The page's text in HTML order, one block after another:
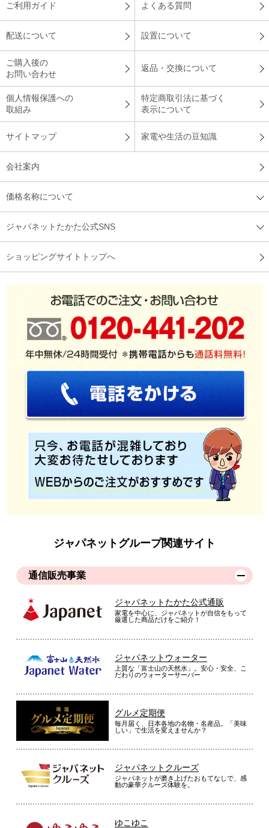
ご利用ガイド よくある質問
配送について 設置について
ご購入後の
お問い合わせ
返品・交換について
個人情報保護への
取組み
特定商取引法に基づく
表示について
サイトマップ 家電や生活の豆知識
会社案内
価格名称について
ジャパネットたかた公式SNS
ショッピングサイトトップへ
ジャパネットグループ関連サイト
通信販売事業
ジャパネットたかた公式通販
家電を中心に、ジャパネットが自信をもって
厳選した商品だけをご紹介！
ジャパネットウォーター
上質な「富士山の天然水」。安心・安全、こ
だわりのウォーターサーバー
グルメ定期便
毎月届く、日本各地の名物・名産品。「美味
しい」で生活を変えませんか？
ジャパネットクルーズ
ジャパネットが磨き上げたおもてなしで、感
動の豪華クルーズ体験を。
ゆこゆこ